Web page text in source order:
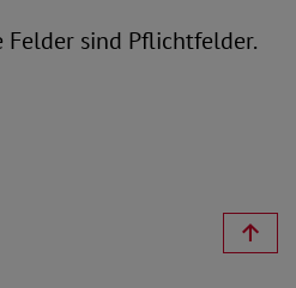
sind Pflichtfelder.